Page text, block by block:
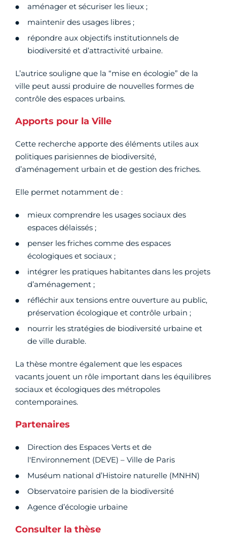
aménager et sécuriser les lieux ;
maintenir des usages libres ;
répondre aux objectifs institutionnels de
biodiversité et d’attractivité urbaine.
L’autrice souligne que la “mise en écologie” de la
ville peut aussi produire de nouvelles formes de
contrôle des espaces urbains.
Apports pour la Ville
Cette recherche apporte des éléments utiles aux
politiques parisiennes de biodiversité,
d’aménagement urbain et de gestion des friches.
Elle permet notamment de :
mieux comprendre les usages sociaux des
espaces délaissés ;
penser les friches comme des espaces
écologiques et sociaux ;
intégrer les pratiques habitantes dans les projets
d’aménagement ;
réfléchir aux tensions entre ouverture au public,
préservation écologique et contrôle urbain ;
nourrir les stratégies de biodiversité urbaine et
de ville durable.
La thèse montre également que les espaces
vacants jouent un rôle important dans les équilibres
sociaux et écologiques des métropoles
contemporaines.
Partenaires
Direction des Espaces Verts et de
l'Environnement (DEVE) – Ville de Paris
Muséum national d’Histoire naturelle (MNHN)
Observatoire parisien de la biodiversité
Agence d’écologie urbaine
Consulter la thèse